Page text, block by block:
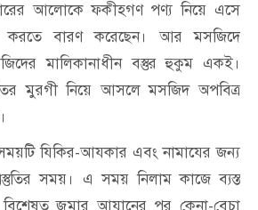
আলোকে ফকীহগণ পণ্য নিয়ে এসে
করতে বারণ করেছেন। আর মসজিদে
মালিকানাধীন বস্তুর হুকুম একই।
মুরগী নিয়ে আসলে মসজিদ অপবিত্র
যিকির-আযকার এবং নামাযের জন্য
সময়। এ সময় নিলাম কাজে ব্যস্ত
জুমার আযানের পর কেনা-বেচা